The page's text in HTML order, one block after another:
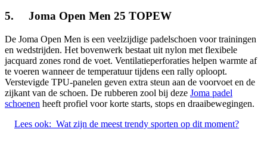
5. Joma Open Men 25 TOPEW
De Joma Open Men is een veelzijdige padelschoen voor trainingen
en wedstrijden. Het bovenwerk bestaat uit nylon met flexibele
jacquard zones rond de voet. Ventilatieperforaties helpen warmte af
te voeren wanneer de temperatuur tijdens een rally oploopt.
Verstevigde TPU-panelen geven extra steun aan de voorvoet en de
zijkant van de schoen. De rubberen zool bij deze Joma padel
schoenen heeft profiel voor korte starts, stops en draaibewegingen.
Lees ook: Wat zijn de meest trendy sporten op dit moment?